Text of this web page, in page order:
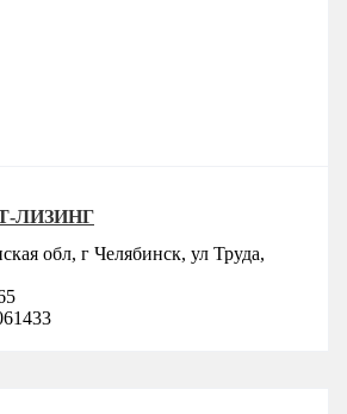
ЛИЗИНГ
обл, г Челябинск, ул Труда,